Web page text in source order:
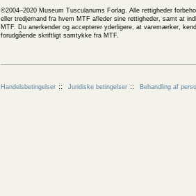
©2004–2020 Museum Tusculanums Forlag. Alle rettigheder
eller tredjemand fra hvem MTF afleder sine rettigheder, samt at
MTF. Du anerkender og accepterer yderligere, at varemærker,
forudgående skriftligt samtykke fra MTF.
Handelsbetingelser Juridiske betingelser Behandling af